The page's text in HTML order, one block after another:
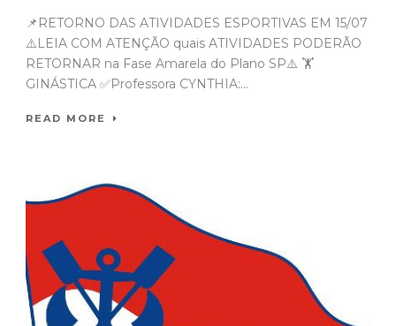
📌RETORNO DAS ATIVIDADES ESPORTIVAS EM 15/07
⚠️LEIA COM ATENÇÃO quais ATIVIDADES PODERÃO
RETORNAR na Fase Amarela do Plano SP⚠️ 🏋️
GINÁSTICA ✅Professora CYNTHIA:...
READ MORE